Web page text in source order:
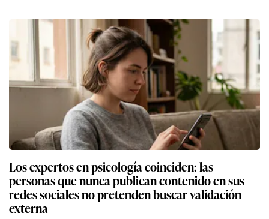
Los expertos en psicología coinciden: las
personas que nunca publican contenido en sus
redes sociales no pretenden buscar validación
externa